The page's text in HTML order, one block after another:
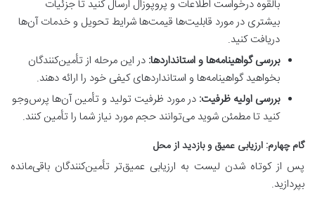
بالقوه درخواست اطلاعات و پروپوزال ارسال کنید تا جزئیات
بیشتری در مورد قابلیت‌ها قیمت‌ها شرایط تحویل و خدمات آن‌ها
دریافت کنید.
بررسی گواهینامه‌ها و استانداردها: در این مرحله از تأمین‌کنندگان
بخواهید گواهینامه‌ها و استانداردهای کیفی خود را ارائه دهند.
بررسی اولیه ظرفیت: در مورد ظرفیت تولید و تأمین آن‌ها پرس‌وجو
کنید تا مطمئن شوید می‌توانند حجم مورد نیاز شما را تأمین کنند.
گام چهارم: ارزیابی عمیق و بازدید از محل
پس از کوتاه شدن لیست به ارزیابی عمیق‌تر تأمین‌کنندگان باقی‌مانده
بپردازید.